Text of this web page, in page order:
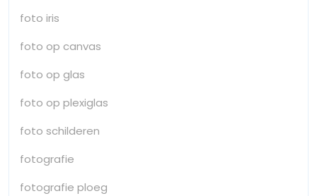
foto iris
foto op canvas
foto op glas
foto op plexiglas
foto schilderen
fotografie
fotografie ploeg